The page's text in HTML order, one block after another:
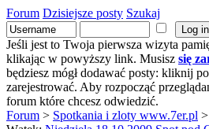
Forum Dzisiejsze posty Szukaj
Jeśli jest to Twoja pierwsza wizyta
klikając w powyższy link. Musisz się
będziesz mógł dodawać posty: kliknij
zarejestrować. Aby rozpocząć
forum które chcesz odwiedzić.
Forum > Spotkania i zloty www.7er.pl >